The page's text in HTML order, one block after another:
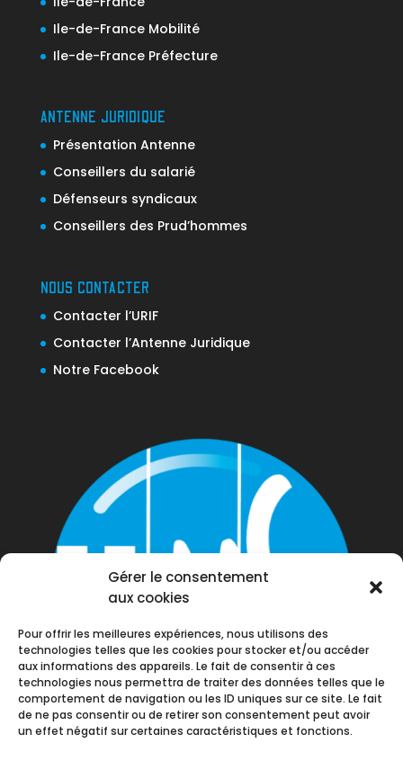
Gérer le consentement
aux cookies
Pour offrir les meilleures expériences, nous utilisons des
technologies telles que les cookies pour stocker et/ou accéder
aux informations des appareils. Le fait de consentir à ces
technologies nous permettra de traiter des données telles que le
comportement de navigation ou les ID uniques sur ce site. Le fait
de ne pas consentir ou de retirer son consentement peut avoir
un effet négatif sur certaines caractéristiques et fonctions.
Ile-de-France Mobilité
Ile-de-France Préfecture
ANTENNE JURIDIQUE
Présentation Antenne
Conseillers du salarié
Défenseurs syndicaux
Conseillers des Prud’hommes
NOUS CONTACTER
Contacter l’URIF
Contacter l’Antenne Juridique
Notre Facebook